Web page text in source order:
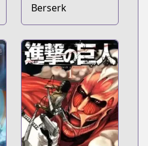
Berserk